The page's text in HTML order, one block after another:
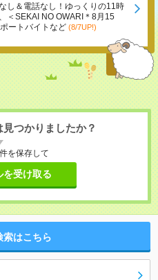
し＆電話なし！ゆっくりの11時
＜SEKAI NO OWARI＊8月15
ートバイトなど (8/7UP!)
つかりましたか？
を保存して
を受け取る
索はこちら